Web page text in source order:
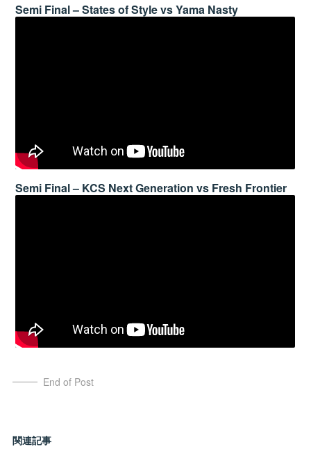
Semi Final – States of Style vs Yama Nasty
Semi Final – KCS Next Generation vs Fresh Frontier
End of Post
関連記事